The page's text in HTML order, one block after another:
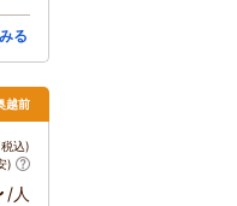
る
越前
込)
)
/人